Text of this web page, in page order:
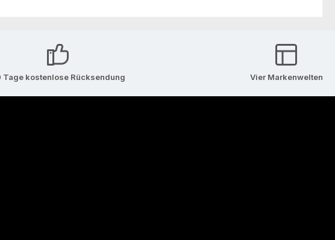
Tage kostenlose Rücksendung Vier Markenwelten